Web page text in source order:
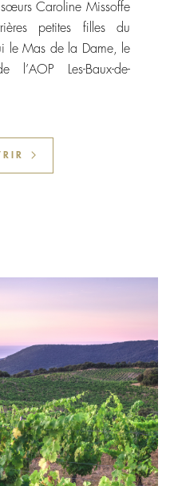
Caroline Missoffe
petites filles du
le Mas de la Dame, le
Les-Baux-de-